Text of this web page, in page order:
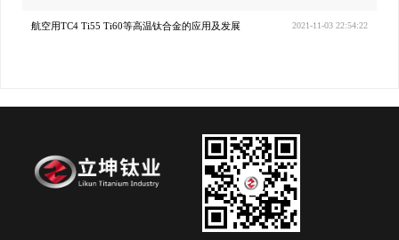
2021-11-03 22:54:22
航空用TC4 Ti55 Ti60等高温钛合金的应用及发展